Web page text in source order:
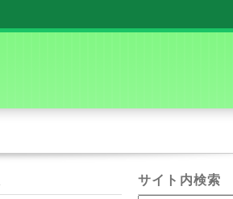
サイト内検索